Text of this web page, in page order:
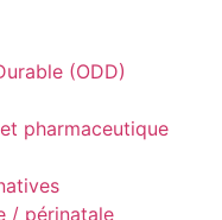
(ODD)
pharmaceutique
/ périnatale